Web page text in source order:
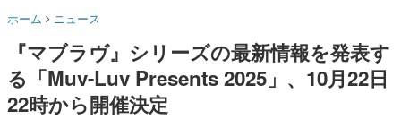
名作ゲームクリエイターの方々に製作時のエピソードをお
きます。
赫本
この物語を解いてはいけない。『赫本』は、〈試験問題〉
の形をした短編ホラー小説集です。
ホーム ニュース
『マブラヴ』シリーズの最新情報を発表す
る「Muv-Luv Presents 2025」、10月22日
22時から開催決定